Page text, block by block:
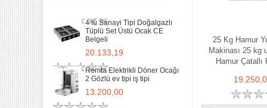
4 lü Sanayi Tipi Doğalgazlı
Tüplü Set Üstü Ocak CE
Belgeli
20.133,19
Remta Elektrikli Döner Ocağı
2 Gözlü ev tipi iş tipi
13.200,00
25 Kg Hamur
Makinası 25 kg
Hamur Çatallı